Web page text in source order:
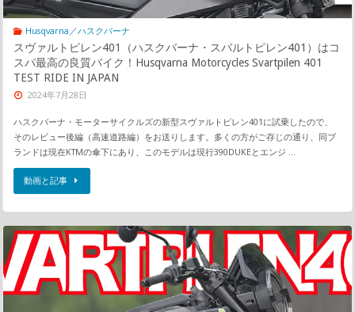
Husqvarna／ハスクバーナ
スヴァルトピレン401（ハスクバーナ・スバルトピレン401）はコ
スパ最高の良質バイク！Husqvarna Motorcycles Svartpilen 401
TEST RIDE IN JAPAN
2024年7月28日
ハスクバーナ・モーターサイクルズの新型スヴァルトピレン401に試乗したので、
そのレビュー後編（高速道路編）をお送りします。多くの方がご存じの通り、同ブ
ランドは現在KTMの傘下にあり、このモデルは現行390DUKEとエンジ …
動画と記事